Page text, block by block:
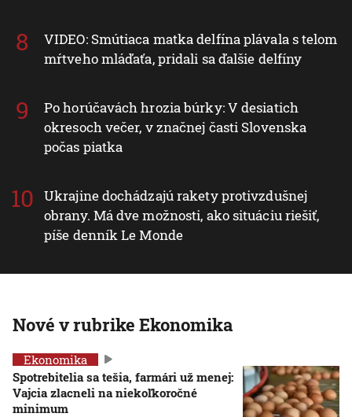
VIDEO: Smútiaca matka delfína plávala s telom
mŕtveho mláďaťa, pridali sa ďalšie delfíny
Po horúčavách hrozia búrky: V desiatich
okresoch večer, v značnej časti Slovenska
počas piatka
Ukrajine dochádzajú rakety protivzdušnej
obrany. Má dve možnosti, ako situáciu riešiť,
píše denník Le Monde
Nové v rubrike Ekonomika
Ekonomika
Spotrebitelia sa tešia, farmári už menej:
Vajcia zlacneli na niekoľkoročné
minimum